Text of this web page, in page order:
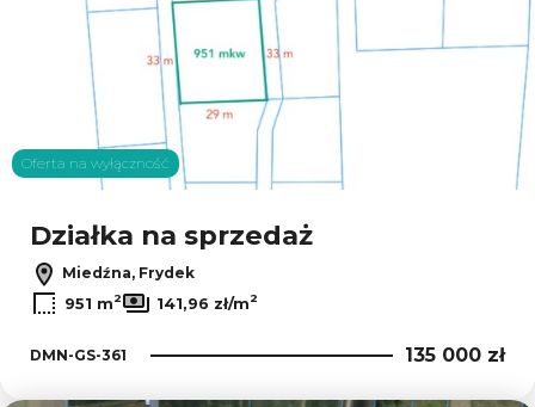
Oferta na wyłączność
Działka na sprzedaż
Miedźna, Frydek
951 m2 141,96 zł/m2
DMN-GS-361 135 000 zł